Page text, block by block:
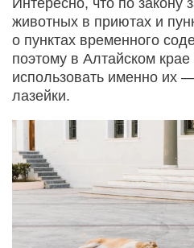
Интересно, что по закону
животных в приютах и
о пунктах временного
поэтому в Алтайском
использовать именно их
лазейки.